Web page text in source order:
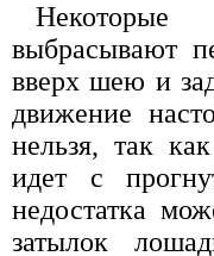
выбрасывают
вверх шею и
движение
нельзя, так
идет с
недостатка
затылок